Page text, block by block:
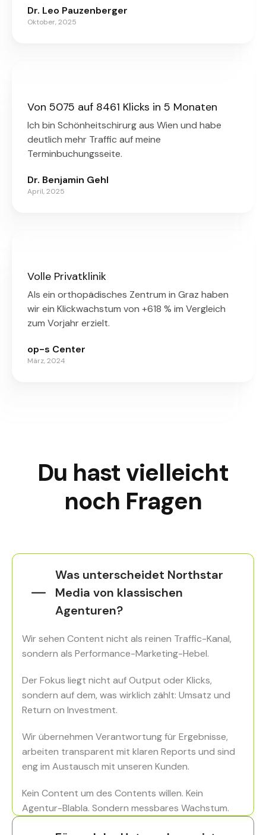
Dr. Leo Pauzenberger
Oktober, 2025
Von 5075 auf 8461 Klicks in 5 Monaten
Ich bin Schönheitschirurg aus Wien und habe
deutlich mehr Traffic auf meine
Terminbuchungsseite.
Dr. Benjamin Gehl
April, 2025
Volle Privatklinik
Als ein orthopädisches Zentrum in Graz haben
wir ein Klickwachstum von +618 % im Vergleich
zum Vorjahr erzielt.
op-s Center
März, 2024
Du hast vielleicht
noch Fragen
Was unterscheidet Northstar
Media von klassischen
Agenturen?
Wir sehen Content nicht als reinen Traffic-Kanal,
sondern als Performance-Marketing-Hebel.
Der Fokus liegt nicht auf Output oder Klicks,
sondern auf dem, was wirklich zählt: Umsatz und
Return on Investment.
Wir übernehmen Verantwortung für Ergebnisse,
arbeiten transparent mit klaren Reports und sind
eng im Austausch mit unseren Kunden.
Kein Content um des Contents willen. Kein
Agentur-Blabla. Sondern messbares Wachstum.